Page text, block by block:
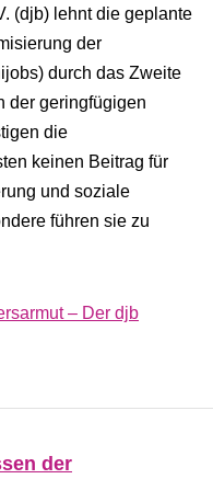
(djb) lehnt die geplante
der
durch das Zweite
der geringfügigen
die
keinen Beitrag für
und soziale
führen sie zu
– Der djb
der